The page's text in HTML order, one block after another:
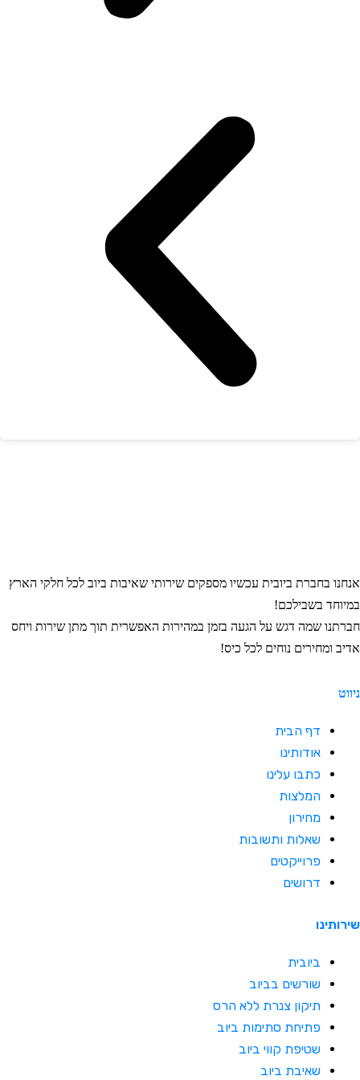
בחברת ביובית עכשיו מספקים שירותי שאיבות ביוב לכל חלקי הארץ
בשבילכם!
שמה דגש על הגעה בזמן במהירות האפשרית תוך מתן שירות ויחס
ומחירים נוחים לכל כיס!
דף הבית
אודותינו
כתבו עלינו
המלצות
מחירון
שאלות ותשובות
פרוייקטים
דרושים
ביובית
שורשים בביוב
תיקון צנרת ללא הרס
פתיחת סתימות ביוב
שטיפת קווי ביוב
שאיבת ביוב